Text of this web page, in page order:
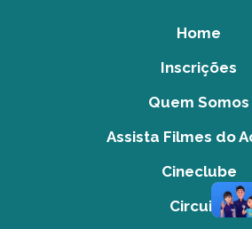
Home
Inscrições
Quem Somos
Assista Filmes do
Cineclube
Circuito